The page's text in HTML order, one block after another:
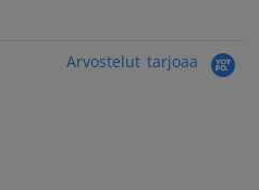
Arvostelut tarjoaa